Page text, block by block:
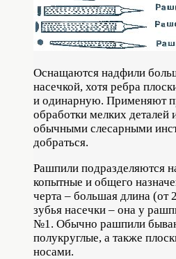
Оснащаются надфили
насечкой, хотя ребра
и одинарную. Применяют
обработки мелких деталей
обычными слесарными
добраться.
Рашпили подразделяются
копытные и общего
черта – большая длина
зубья насечки – она у
№1. Обычно рашпили
полукруглые, а также
носами.